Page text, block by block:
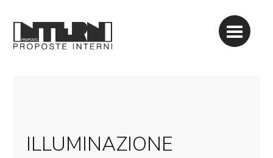
ILLUMINAZIONE